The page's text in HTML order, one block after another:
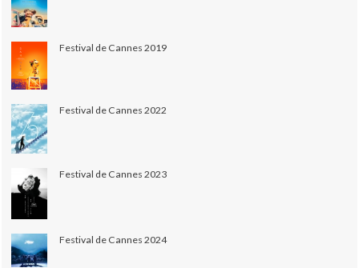
Festival de Cannes 2019
Festival de Cannes 2022
Festival de Cannes 2023
Festival de Cannes 2024